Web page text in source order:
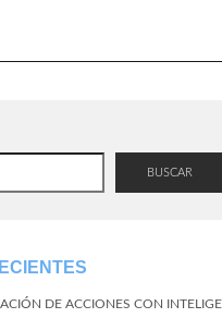
BUSCAR
DE ACCIONES CON